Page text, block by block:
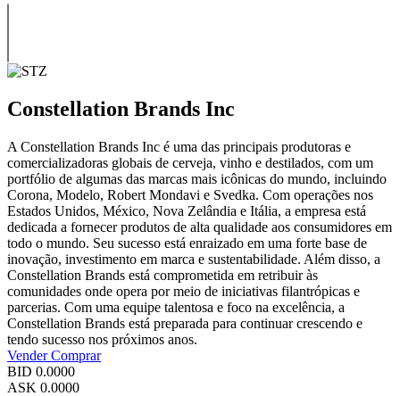
Constellation Brands Inc
A Constellation Brands Inc é uma das principais produtoras e
comercializadoras globais de cerveja, vinho e destilados, com um
portfólio de algumas das marcas mais icônicas do mundo, incluindo
Corona, Modelo, Robert Mondavi e Svedka. Com operações nos
Estados Unidos, México, Nova Zelândia e Itália, a empresa está
dedicada a fornecer produtos de alta qualidade aos consumidores em
todo o mundo. Seu sucesso está enraizado em uma forte base de
inovação, investimento em marca e sustentabilidade. Além disso, a
Constellation Brands está comprometida em retribuir às
comunidades onde opera por meio de iniciativas filantrópicas e
parcerias. Com uma equipe talentosa e foco na excelência, a
Constellation Brands está preparada para continuar crescendo e
tendo sucesso nos próximos anos.
VenderComprar
BID 0.0000
ASK 0.0000